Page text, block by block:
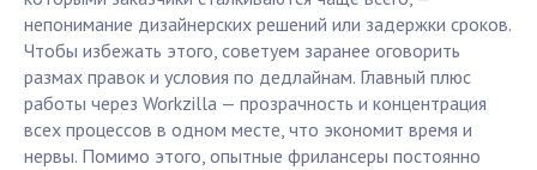
непонимание дизайнерских решений или задержки сроков.
Чтобы избежать этого, советуем заранее оговорить
размах правок и условия по дедлайнам. Главный плюс
работы через Workzilla — прозрачность и концентрация
всех процессов в одном месте, что экономит время и
нервы. Помимо этого, опытные фрилансеры постоянно